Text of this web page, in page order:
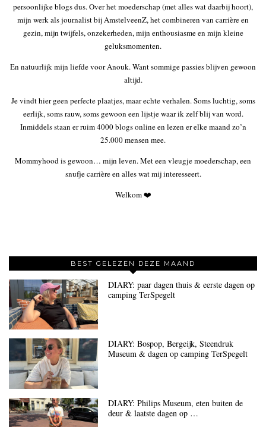
persoonlijke blogs dus. Over het moederschap (met alles wat daarbij hoort),
mijn werk als journalist bij AmstelveenZ, het combineren van carrière en
gezin, mijn twijfels, onzekerheden, mijn enthousiasme en mijn kleine
geluksmomenten.
En natuurlijk mijn liefde voor Anouk. Want sommige passies blijven gewoon
altijd.
Je vindt hier geen perfecte plaatjes, maar echte verhalen. Soms luchtig, soms
eerlijk, soms rauw, soms gewoon een lijstje waar ik zelf blij van word.
Inmiddels staan er ruim 4000 blogs online en lezen er elke maand zo’n
25.000 mensen mee.
Mommyhood is gewoon… mijn leven. Met een vleugje moederschap, een
snufje carrière en alles wat mij interesseert.
Welkom ❤️
BEST GELEZEN DEZE MAAND
DIARY: paar dagen thuis & eerste dagen op
camping TerSpegelt
DIARY: Bospop, Bergeijk, Steendruk
Museum & dagen op camping TerSpegelt
DIARY: Philips Museum, eten buiten de
deur & laatste dagen op …